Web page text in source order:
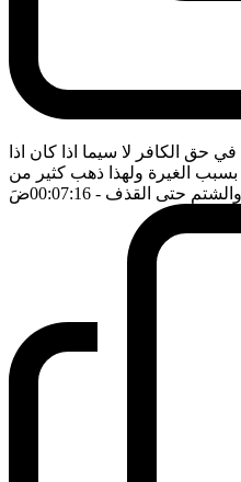
حق الكافر لا سيما اذا كان اذا
الغيرة ولهذا ذهب كثير من
حتى القذف - 00:07:16 ضَ